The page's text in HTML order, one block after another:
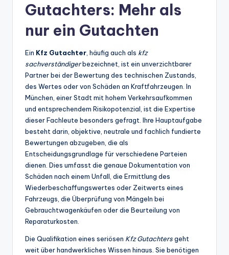
Gutachters: Mehr als
nur ein Gutachten
Ein Kfz Gutachter , häufig auch als kfz
sachverständigerbezeichnet, ist ein unverzichtbarer
Partner bei der Bewertung des technischen Zustands,
des Wertes oder von Schäden an Kraftfahrzeugen. In
München, einer Stadt mit hohem Verkehrsaufkommen
und entsprechendem Risikopotenzial, ist die Expertise
dieser Fachleute besonders gefragt. Ihre Hauptaufgabe
besteht darin, objektive, neutrale und fachlich fundierte
Bewertungen abzugeben, die als
Entscheidungsgrundlage für verschiedene Parteien
dienen. Dies umfasst die genaue Dokumentation von
Schäden nach einem Unfall, die Ermittlung des
Wiederbeschaffungswertes oder Zeitwerts eines
Fahrzeugs, die Überprüfung von Mängeln bei
Gebrauchtwagenkäufen oder die Beurteilung von
Reparaturkosten.
Die Qualifikation eines seriösen Kfz Gutachtersgeht
weit über handwerkliches Wissen hinaus. Sie benötigen